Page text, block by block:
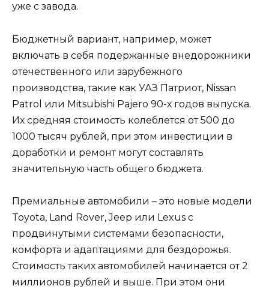
уже с завода.
Бюджетный вариант, например, может
включать в себя подержанные внедорожники
отечественного или зарубежного
производства, такие как УАЗ Патриот, Nissan
Patrol или Mitsubishi Pajero 90-х годов выпуска.
Их средняя стоимость колеблется от 500 до
1000 тысяч рублей, при этом инвестиции в
доработки и ремонт могут составлять
значительную часть общего бюджета.
Премиальные автомобили – это новые модели
Toyota, Land Rover, Jeep или Lexus с
продвинутыми системами безопасности,
комфорта и адаптациями для бездорожья.
Стоимость таких автомобилей начинается от 2
миллионов рублей и выше. При этом они